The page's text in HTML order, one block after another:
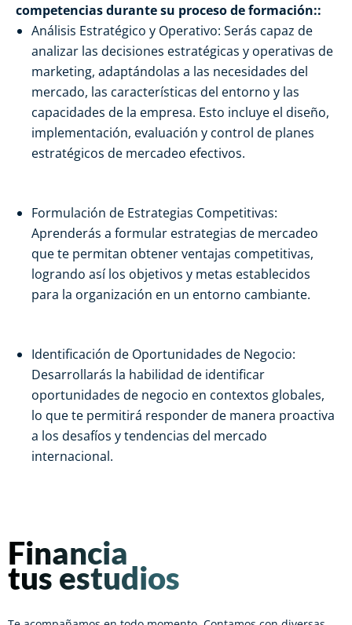
competencias durante su proceso de formación::
Análisis Estratégico y Operativo: Serás capaz de
analizar las decisiones estratégicas y operativas de
marketing, adaptándolas a las necesidades del
mercado, las características del entorno y las
capacidades de la empresa. Esto incluye el diseño,
implementación, evaluación y control de planes
estratégicos de mercadeo efectivos.
Formulación de Estrategias Competitivas:
Aprenderás a formular estrategias de mercadeo
que te permitan obtener ventajas competitivas,
logrando así los objetivos y metas establecidos
para la organización en un entorno cambiante.
Identificación de Oportunidades de Negocio:
Desarrollarás la habilidad de identificar
oportunidades de negocio en contextos globales,
lo que te permitirá responder de manera proactiva
a los desafíos y tendencias del mercado
internacional.
Financia
tus estudios